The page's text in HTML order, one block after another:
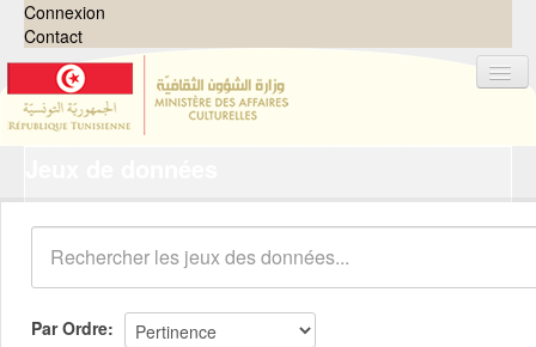
Connexion
Contact
Organisations
Groupes
Demandes 0
À propos
Par Ordre